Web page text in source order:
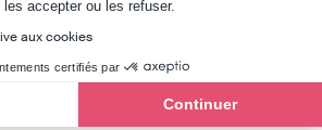
accepter ou les refuser.
aux cookies
certifiés par
Continuer